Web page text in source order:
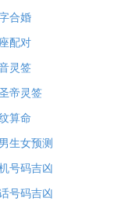
合婚
配对
灵签
帝灵签
算命
生女预测
号码吉凶
号码吉凶